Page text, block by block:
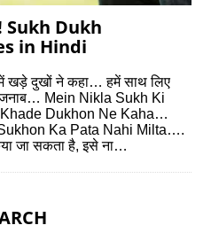
Sukh Dukh
in Hindi
खड़े दुखों ने कहा… हमें साथ लिए
जनाब… Mein Nikla Sukh Ki
Dukhon Ne Kaha…
Ka Pata Nahi Milta….
जा सकता है, इसे ना…